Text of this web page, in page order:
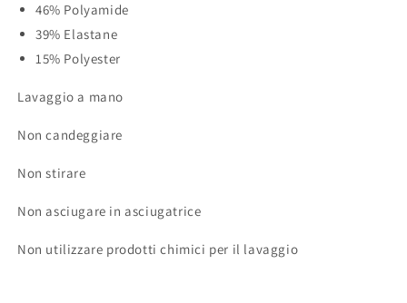
46% Polyamide
39% Elastane
15% Polyester
Lavaggio a mano
Non candeggiare
Non stirare
Non asciugare in asciugatrice
Non utilizzare prodotti chimici per il lavaggio